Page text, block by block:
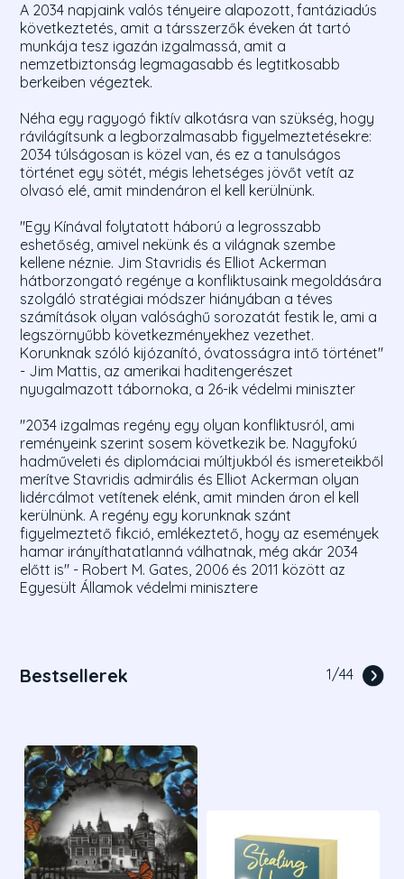
A 2034 napjaink valós tényeire alapozott, fantáziadús
következtetés, amit a társszerzők éveken át tartó
munkája tesz igazán izgalmassá, amit a
nemzetbiztonság legmagasabb és legtitkosabb
berkeiben végeztek.
Néha egy ragyogó fiktív alkotásra van szükség, hogy
rávilágítsunk a legborzalmasabb figyelmeztetésekre:
2034 túlságosan is közel van, és ez a tanulságos
történet egy sötét, mégis lehetséges jövőt vetít az
olvasó elé, amit mindenáron el kell kerülnünk.
"Egy Kínával folytatott háború a legrosszabb
eshetőség, amivel nekünk és a világnak szembe
kellene néznie. Jim Stavridis és Elliot Ackerman
hátborzongató regénye a konfliktusaink megoldására
szolgáló stratégiai módszer hiányában a téves
számítások olyan valósághű sorozatát festik le, ami a
legszörnyűbb következményekhez vezethet.
Korunknak szóló kijózanító, óvatosságra intő történet"
- Jim Mattis, az amerikai haditengerészet
nyugalmazott tábornoka, a 26-ik védelmi miniszter
"2034 izgalmas regény egy olyan konfliktusról, ami
reményeink szerint sosem következik be. Nagyfokú
hadműveleti és diplomáciai múltjukból és ismereteikből
merítve Stavridis admirális és Elliot Ackerman olyan
lidércálmot vetítenek elénk, amit minden áron el kell
kerülnünk. A regény egy korunknak szánt
figyelmeztető fikció, emlékeztető, hogy az események
hamar irányíthatatlanná válhatnak, még akár 2034
előtt is" - Robert M. Gates, 2006 és 2011 között az
Egyesült Államok védelmi minisztere
Bestsellerek 1/44